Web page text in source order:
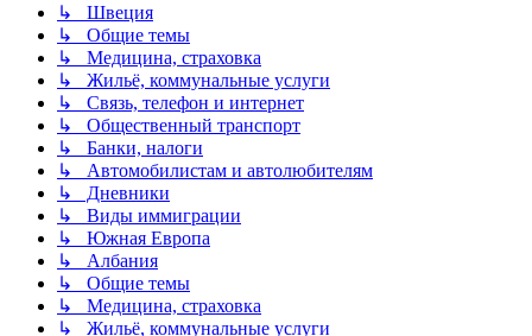
↳ Швеция
↳ Общие темы
↳ Медицина, страховка
↳ Жильё, коммунальные услуги
↳ Связь, телефон и интернет
↳ Общественный транспорт
↳ Банки, налоги
↳ Автомобилистам и автолюбителям
↳ Дневники
↳ Виды иммиграции
↳ Южная Европа
↳ Албания
↳ Общие темы
↳ Медицина, страховка
↳ Жильё, коммунальные услуги